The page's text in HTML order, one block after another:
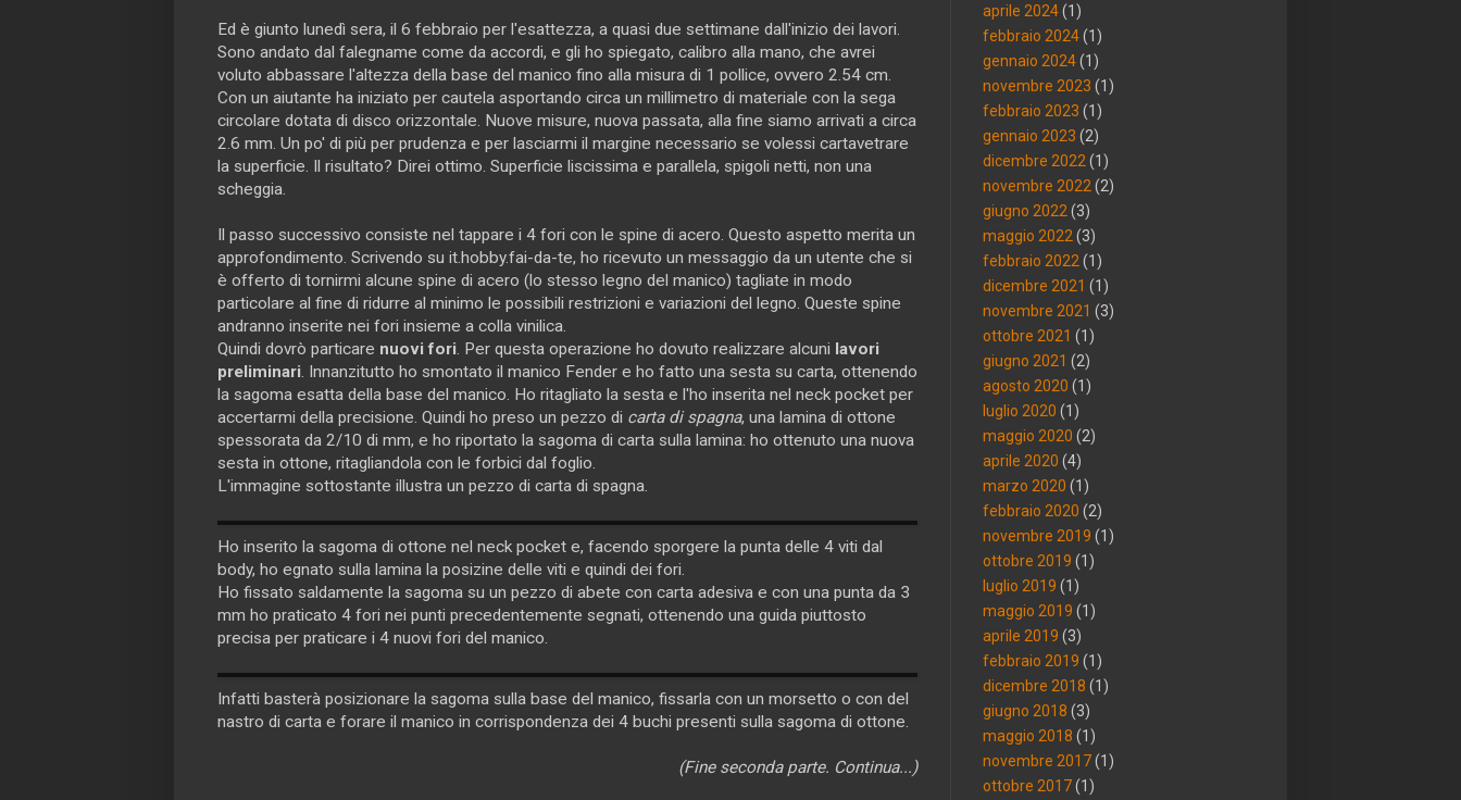
Ed è giunto lunedì sera, il 6 febbraio per l'esattezza, a quasi due settimane dall'inizio dei lavori.
Sono andato dal falegname come da accordi, e gli ho spiegato, calibro alla mano, che avrei
voluto abbassare l'altezza della base del manico fino alla misura di 1 pollice, ovvero 2.54 cm.
Con un aiutante ha iniziato per cautela asportando circa un millimetro di materiale con la sega
circolare dotata di disco orizzontale. Nuove misure, nuova passata, alla fine siamo arrivati a circa
2.6 mm. Un po' di più per prudenza e per lasciarmi il margine necessario se volessi cartavetrare
la superficie. Il risultato? Direi ottimo. Superficie liscissima e parallela, spigoli netti, non una
scheggia.
Il passo successivo consiste nel tappare i 4 fori con le spine di acero. Questo aspetto merita un
approfondimento. Scrivendo su it.hobby.fai-da-te, ho ricevuto un messaggio da un utente che si
è offerto di tornirmi alcune spine di acero (lo stesso legno del manico) tagliate in modo
particolare al fine di ridurre al minimo le possibili restrizioni e variazioni del legno. Queste spine
andranno inserite nei fori insieme a colla vinilica.
Quindi dovrò particare nuovi fori. Per questa operazione ho dovuto realizzare alcuni lavori
preliminari. Innanzitutto ho smontato il manico Fender e ho fatto una sesta su carta, ottenendo
la sagoma esatta della base del manico. Ho ritagliato la sesta e l'ho inserita nel neck pocket per
accertarmi della precisione. Quindi ho preso un pezzo di carta di spagna, una lamina di ottone
spessorata da 2/10 di mm, e ho riportato la sagoma di carta sulla lamina: ho ottenuto una nuova
sesta in ottone, ritagliandola con le forbici dal foglio.
L'immagine sottostante illustra un pezzo di carta di spagna.
Ho inserito la sagoma di ottone nel neck pocket e, facendo sporgere la punta delle 4 viti dal
body, ho egnato sulla lamina la posizine delle viti e quindi dei fori.
Ho fissato saldamente la sagoma su un pezzo di abete con carta adesiva e con una punta da 3
mm ho praticato 4 fori nei punti precedentemente segnati, ottenendo una guida piuttosto
precisa per praticare i 4 nuovi fori del manico.
Infatti basterà posizionare la sagoma sulla base del manico, fissarla con un morsetto o con del
nastro di carta e forare il manico in corrispondenza dei 4 buchi presenti sulla sagoma di ottone.
(Fine seconda parte. Continua...)
aprile 2024(1)
febbraio 2024(1)
gennaio 2024(1)
novembre 2023 (1)
febbraio 2023 (1)
gennaio 2023 (2)
dicembre 2022 (1)
novembre 2022 (2)
giugno 2022 (3)
maggio 2022 (3)
febbraio 2022 (1)
dicembre 2021 (1)
novembre 2021 (3)
ottobre 2021 (1)
giugno 2021 (2)
agosto 2020 (1)
luglio 2020 (1)
maggio 2020 (2)
aprile 2020 (4)
marzo 2020 (1)
febbraio 2020 (2)
novembre 2019 (1)
ottobre 2019 (1)
luglio 2019 (1)
maggio 2019 (1)
aprile 2019 (3)
febbraio 2019 (1)
dicembre 2018 (1)
giugno 2018 (3)
maggio 2018 (1)
novembre 2017(1)
ottobre 2017(1)